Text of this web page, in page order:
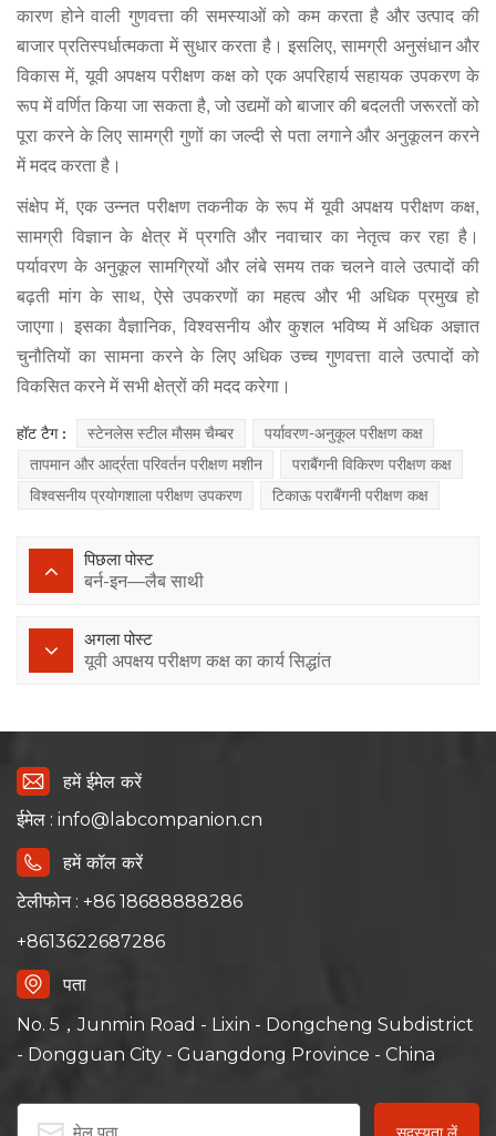
कारण होने वाली गुणवत्ता की समस्याओं को कम करता है और उत्पाद की
बाजार प्रतिस्पर्धात्मकता में सुधार करता है। इसलिए, सामग्री अनुसंधान और
विकास में, यूवी अपक्षय परीक्षण कक्ष को एक अपरिहार्य सहायक उपकरण के
रूप में वर्णित किया जा सकता है, जो उद्यमों को बाजार की बदलती जरूरतों को
पूरा करने के लिए सामग्री गुणों का जल्दी से पता लगाने और अनुकूलन करने
में मदद करता है।
संक्षेप में, एक उन्नत परीक्षण तकनीक के रूप में यूवी अपक्षय परीक्षण कक्ष,
सामग्री विज्ञान के क्षेत्र में प्रगति और नवाचार का नेतृत्व कर रहा है।
पर्यावरण के अनुकूल सामग्रियों और लंबे समय तक चलने वाले उत्पादों की
बढ़ती मांग के साथ, ऐसे उपकरणों का महत्व और भी अधिक प्रमुख हो
जाएगा। इसका वैज्ञानिक, विश्वसनीय और कुशल भविष्य में अधिक अज्ञात
चुनौतियों का सामना करने के लिए अधिक उच्च गुणवत्ता वाले उत्पादों को
विकसित करने में सभी क्षेत्रों की मदद करेगा।
हॉट टैग : स्टेनलेस स्टील मौसम चैम्बर
पर्यावरण-अनुकूल परीक्षण कक्ष
तापमान और आर्द्रता परिवर्तन परीक्षण मशीन
पराबैंगनी विकिरण परीक्षण कक्ष
विश्वसनीय प्रयोगशाला परीक्षण उपकरण
टिकाऊ पराबैंगनी परीक्षण कक्ष
पिछला पोस्ट
बर्न-इन—लैब साथी
अगला पोस्ट
यूवी अपक्षय परीक्षण कक्ष का कार्य सिद्धांत
हमें ईमेल करें
ईमेल : info@labcompanion.cn
हमें कॉल करें
टेलीफोन : +86 18688888286
+8613622687286
पता
No. 5，Junmin Road - Lixin - Dongcheng Subdistrict
- Dongguan City - Guangdong Province - China